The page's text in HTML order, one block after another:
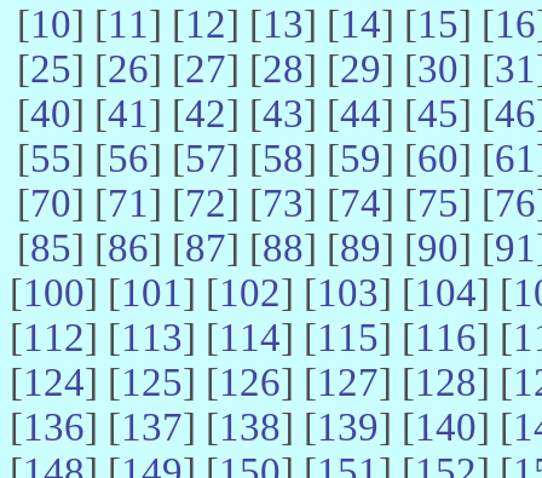
[10] [11] [12] [13] [14] [15] [16
[25] [26] [27] [28] [29] [30] [31
[40] [41] [42] [43] [44] [45] [46
[55] [56] [57] [58] [59] [60] [61
[70] [71] [72] [73] [74] [75] [76
[85] [86] [87] [88] [89] [90] [91
[100] [101] [102] [103] [104] [
[112] [113] [114] [115] [116] [
[124] [125] [126] [127] [128] [
[136] [137] [138] [139] [140] [